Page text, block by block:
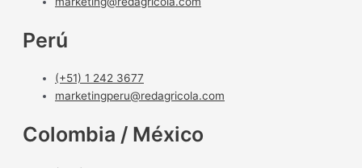
Perú
(+51) 1 242 3677
marketingperu@redagricola.com
Colombia / México